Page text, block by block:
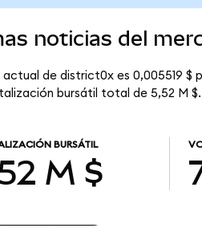
noticias del
actual de district0x es 0,005519 $
bursátil total de 5,52 M $.
BURSÁTIL
M $